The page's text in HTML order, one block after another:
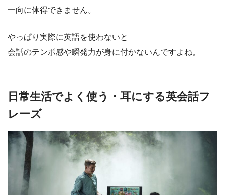
一向に体得できません。
やっぱり実際に英語を使わないと
会話のテンポ感や瞬発力が身に付かないんですよね。
日常生活でよく使う・耳にする英会話フ
レーズ